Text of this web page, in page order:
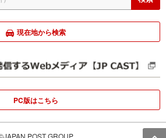
現在地から検索
PC版はこちら